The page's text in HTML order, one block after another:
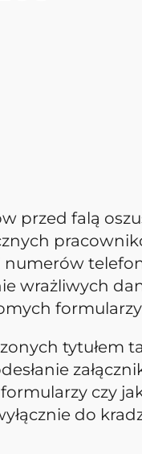
przed falą
wrażliwych
tytułem
czy
do